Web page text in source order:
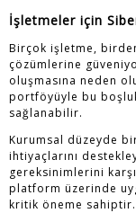
İşletmeler için
Birçok işletme,
çözümlerine
oluşmasına neden
portföyüyle bu
sağlanabilir.
Kurumsal düzeyde
ihtiyaçlarını
gereksinimlerini
platform üzerinde
kritik öneme sahiptir.